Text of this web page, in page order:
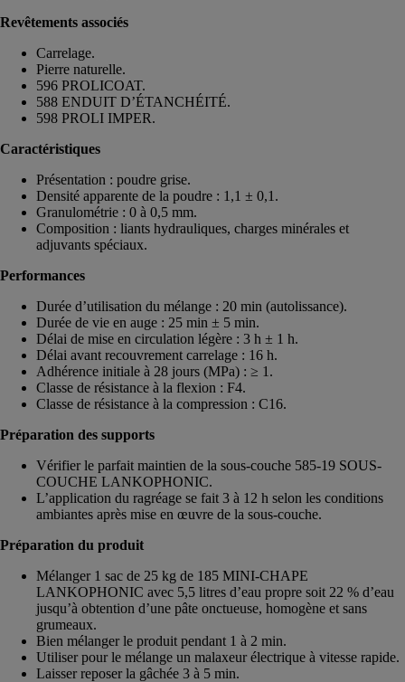
Revêtements associés
Carrelage.
Pierre naturelle.
596 PROLICOAT.
588 ENDUIT D’ÉTANCHÉITÉ.
598 PROLI IMPER.
Caractéristiques
Présentation : poudre grise.
Densité apparente de la poudre : 1,1 ± 0,1.
Granulométrie : 0 à 0,5 mm.
Composition : liants hydrauliques, charges minérales et
adjuvants spéciaux.
Performances
Durée d’utilisation du mélange : 20 min (autolissance).
Durée de vie en auge : 25 min ± 5 min.
Délai de mise en circulation légère : 3 h ± 1 h.
Délai avant recouvrement carrelage : 16 h.
Adhérence initiale à 28 jours (MPa) : ≥ 1.
Classe de résistance à la flexion : F4.
Classe de résistance à la compression : C16.
Préparation des supports
Vérifier le parfait maintien de la sous-couche 585-19 SOUS-
COUCHE LANKOPHONIC.
L’application du ragréage se fait 3 à 12 h selon les conditions
ambiantes après mise en œuvre de la sous-couche.
Préparation du produit
Mélanger 1 sac de 25 kg de 185 MINI-CHAPE
LANKOPHONIC avec 5,5 litres d’eau propre soit 22 % d’eau
jusqu’à obtention d’une pâte onctueuse, homogène et sans
grumeaux.
Bien mélanger le produit pendant 1 à 2 min.
Utiliser pour le mélange un malaxeur électrique à vitesse rapide.
Laisser reposer la gâchée 3 à 5 min.